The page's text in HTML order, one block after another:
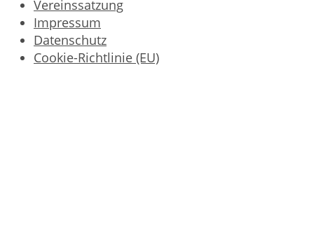
Vereinssatzung
Impressum
Datenschutz
Cookie-Richtlinie (EU)